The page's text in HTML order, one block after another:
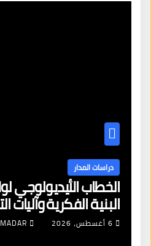
دراسات المدار
الخطاب الأيديولوجي
البنية الفكرية وآليات
6 أغسطس، 2026